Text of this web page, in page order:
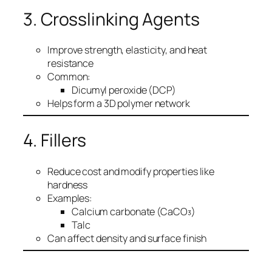
3. Crosslinking Agents
Improve strength, elasticity, and heat
resistance
Common:
Dicumyl peroxide (DCP)
Helps form a 3D polymer network
4. Fillers
Reduce cost and modify properties like
hardness
Examples:
Calcium carbonate (CaCO₃)
Talc
Can affect density and surface finish